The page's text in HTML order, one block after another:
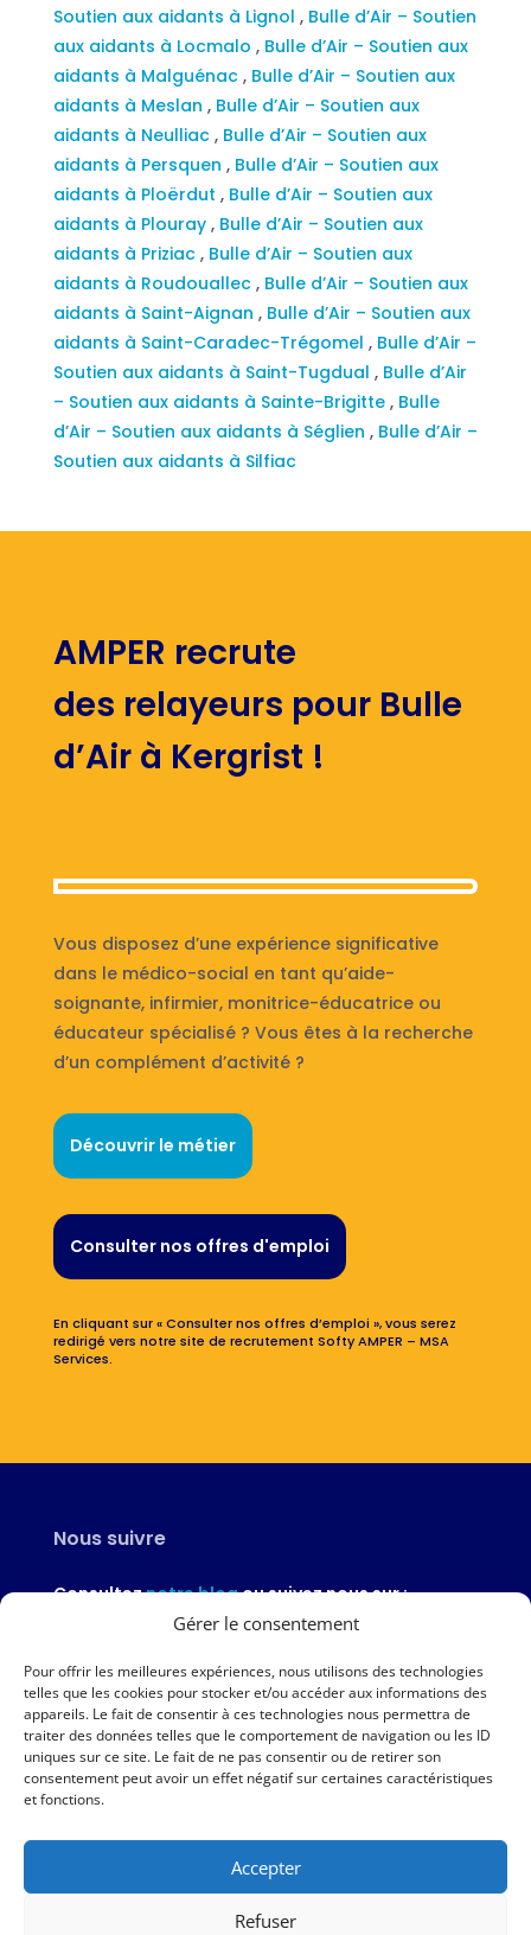
Gérer le consentement
Pour offrir les meilleures expériences, nous utilisons des technologies
telles que les cookies pour stocker et/ou accéder aux informations des
appareils. Le fait de consentir à ces technologies nous permettra de
traiter des données telles que le comportement de navigation ou les ID
uniques sur ce site. Le fait de ne pas consentir ou de retirer son
consentement peut avoir un effet négatif sur certaines caractéristiques
et fonctions.
Accepter
Refuser
Soutien aux aidants à Lignol , Bulle d’Air – Soutien
aux aidants à Locmalo , Bulle d’Air – Soutien aux
aidants à Malguénac , Bulle d’Air – Soutien aux
aidants à Meslan , Bulle d’Air – Soutien aux
aidants à Neulliac , Bulle d’Air – Soutien aux
aidants à Persquen , Bulle d’Air – Soutien aux
aidants à Ploërdut , Bulle d’Air – Soutien aux
aidants à Plouray , Bulle d’Air – Soutien aux
aidants à Priziac , Bulle d’Air – Soutien aux
aidants à Roudouallec , Bulle d’Air – Soutien aux
aidants à Saint-Aignan , Bulle d’Air – Soutien aux
aidants à Saint-Caradec-Trégomel , Bulle d’Air –
Soutien aux aidants à Saint-Tugdual , Bulle d’Air
– Soutien aux aidants à Sainte-Brigitte , Bulle
d’Air – Soutien aux aidants à Séglien , Bulle d’Air –
Soutien aux aidants à Silfiac
AMPER recrute
des relayeurs pour Bulle
d’Air à Kergrist !
Vous disposez d’une expérience significative
dans le médico-social en tant qu’aide-
soignante, infirmier, monitrice-éducatrice ou
éducateur spécialisé ? Vous êtes à la recherche
d’un complément d’activité ?
Découvrir le métier
Consulter nos offres d'emploi
En cliquant sur « Consulter nos offres d’emploi », vous serez
redirigé vers notre site de recrutement Softy AMPER – MSA
Services.
Nous suivre
Consulteznotre blogou suivez nous sur :
Nous contacter
02 97 46 51 97
Nous écrire